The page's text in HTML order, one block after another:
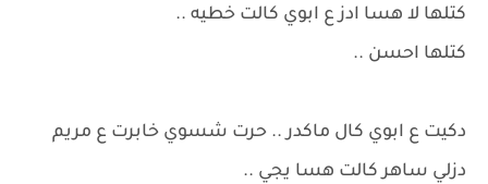
كتلها لا هسا ادز ع ابوي كالت خطيه ..
كتلها احسن ..
دكيت ع ابوي كال ماكدر .. حرت شسوي خابرت ع مريم
دزلي ساهر كالت هسا يجي ..